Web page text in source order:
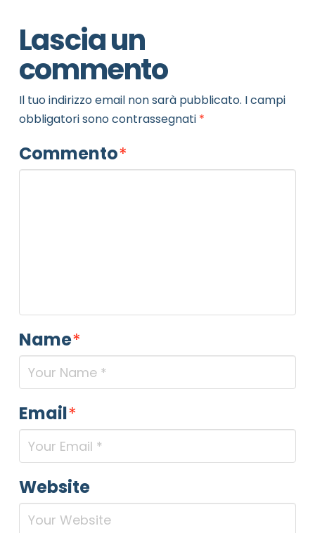
Lascia un
commento
Il tuo indirizzo email non sarà pubblicato. I campi
obbligatori sono contrassegnati *
Commento*
Name*
Email*
Website